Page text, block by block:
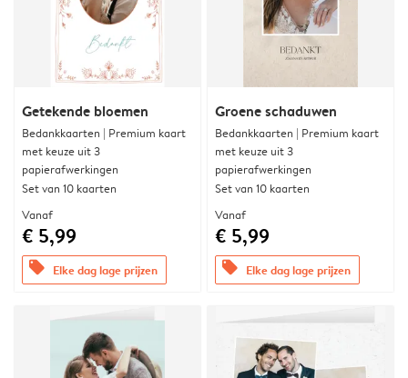
Getekende bloemen
Bedankkaarten | Premium kaart
met keuze uit 3
papierafwerkingen
Set van 10 kaarten
Vanaf
€ 5,99
offers Elke dag lage prijzen
Groene schaduwen
Bedankkaarten | Premium kaart
met keuze uit 3
papierafwerkingen
Set van 10 kaarten
Vanaf
€ 5,99
offers Elke dag lage prijzen